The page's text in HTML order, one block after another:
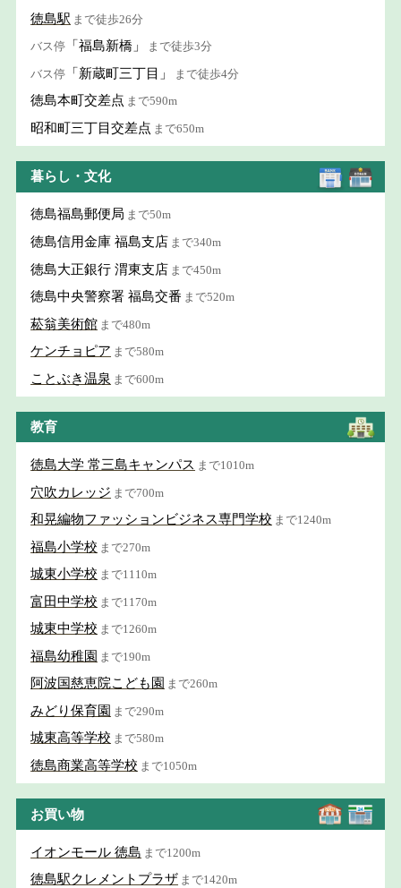
徳島駅 まで徒歩26分
バス停 「福島新橋」 まで徒歩3分
バス停 「新蔵町三丁目」 まで徒歩4分
徳島本町交差点 まで590m
昭和町三丁目交差点 まで650m
暮らし・文化
徳島福島郵便局 まで50m
徳島信用金庫 福島支店 まで340m
徳島大正銀行 渭東支店 まで450m
徳島中央警察署 福島交番 まで520m
菘翁美術館 まで480m
ケンチョピア まで580m
ことぶき温泉 まで600m
教育
徳島大学 常三島キャンパス まで1010m
穴吹カレッジ まで700m
和晃編物ファッションビジネス専門学校 まで1240m
福島小学校 まで270m
城東小学校 まで1110m
富田中学校 まで1170m
城東中学校 まで1260m
福島幼稚園 まで190m
阿波国慈恵院こども園 まで260m
みどり保育園 まで290m
城東高等学校 まで580m
徳島商業高等学校 まで1050m
お買い物
イオンモール 徳島 まで1200m
徳島駅クレメントプラザ まで1420m